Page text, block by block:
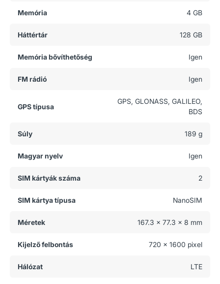
Memória 4 GB
Háttértár 128 GB
Memória bővíthetőség Igen
FM rádió Igen
GPS típusa
GPS, GLONASS, GALILEO,
BDS
Súly 189 g
Magyar nyelv Igen
SIM kártyák száma 2
SIM kártya típusa NanoSIM
Méretek 167.3 x 77.3 x 8 mm
Kijelző felbontás 720 x 1600 pixel
Hálózat LTE